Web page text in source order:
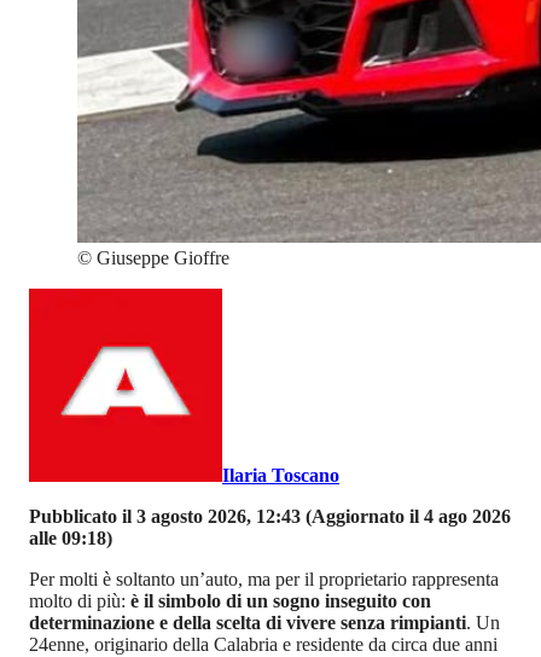
© Giuseppe Gioffre
Ilaria Toscano
Pubblicato il 3 agosto 2026, 12:43 (Aggiornato il 4 ago 2026
alle 09:18)
Per molti è soltanto un’auto, ma per il proprietario rappresenta
molto di più: è il simbolo di un sogno inseguito con
determinazione e della scelta di vivere senza rimpianti. Un
24enne, originario della Calabria e residente da circa due anni